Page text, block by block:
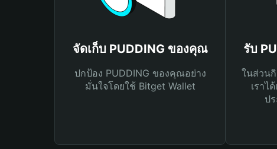
จัดเก็บ PUDDING ของคุณ
ปกป้อง PUDDING ของคุณอย่าง
มั่นใจโดยใช้ Bitget Wallet
รับ
ในส่วน
เราไ
ป